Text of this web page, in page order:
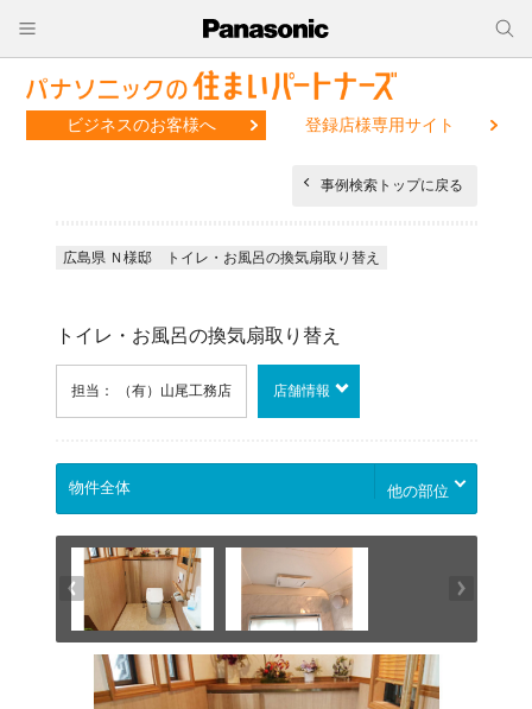
ビジネスのお客様へ 登録店様専用サイト
事例検索トップに戻る
広島県 Ｎ様邸 トイレ・お風呂の換気扇取り替え
トイレ・お風呂の換気扇取り替え
担当： （有）山尾工務店 店舗情報
他の部位